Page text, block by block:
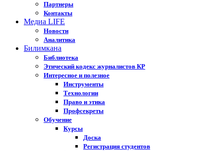
Партнеры
Контакты
Медиа LIFE
Новости
Аналитика
Билимкана
Библиотека
Этический кодекс журналистов КР
Интересное и полезное
Инструменты
Технологии
Право и этика
Профсекреты
Обучение
Курсы
Доска
Регистрация студентов